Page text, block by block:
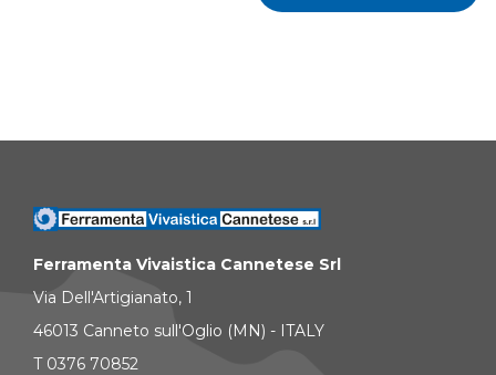
Ferramenta Vivaistica Cannetese Srl
Via Dell'Artigianato, 1
46013 Canneto sull'Oglio (MN) - ITALY
T 0376 70852